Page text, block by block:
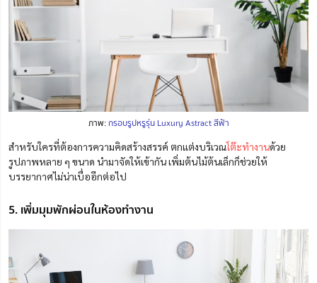
ภาพ:กรอบรูปหรูรุ่น Luxury Astract สีฟ้า
สำหรับใครที่ต้องการความคิดสร้างสรรค์ ตกแต่งบริเวณโต๊ะทำงานด้วย
รูปภาพหลาย ๆ ขนาด นำมาจัดให้เข้ากัน เพิ่มต้นไม้ต้นเล็กก็ช่วยให้
บรรยากาศไม่น่าเบื่ออีกต่อไป
5. เพิ่มมุมพักผ่อนในห้องทำงาน